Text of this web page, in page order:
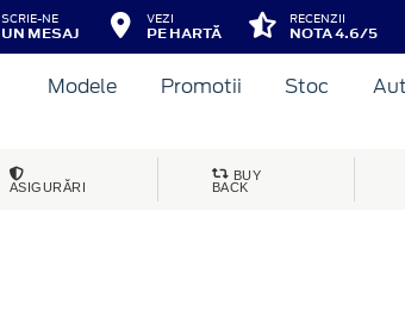
SCRIE-NE
UN MESAJ
VEZI
PE HARTĂ
RECENZII
NOTA 4.6/5
Modele Promotii Stoc
ASIGURĂRI
BUY
BACK